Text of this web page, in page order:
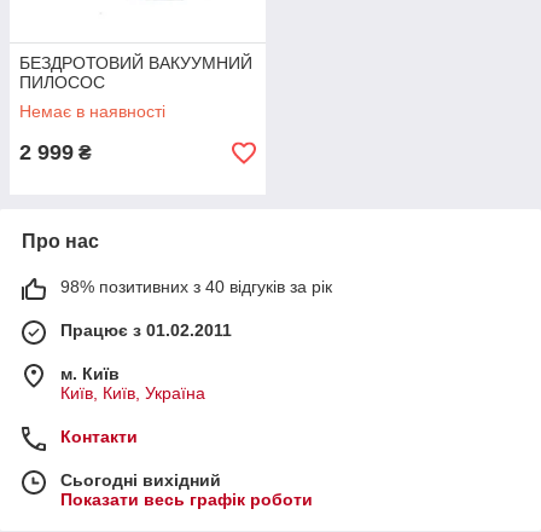
БЕЗДРОТОВИЙ ВАКУУМНИЙ
ПИЛОСОС
Немає в наявності
2 999 ₴
Про нас
98% позитивних з 40 відгуків за рік
Працює з 01.02.2011
м. Київ
Київ, Київ, Україна
Контакти
Сьогодні вихідний
Показати весь графік роботи